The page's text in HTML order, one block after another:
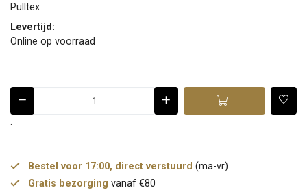
Pulltex
Levertijd:
Online op voorraad
.
Bestel voor 17:00, direct verstuurd (ma-vr)
Gratis bezorging vanaf €80